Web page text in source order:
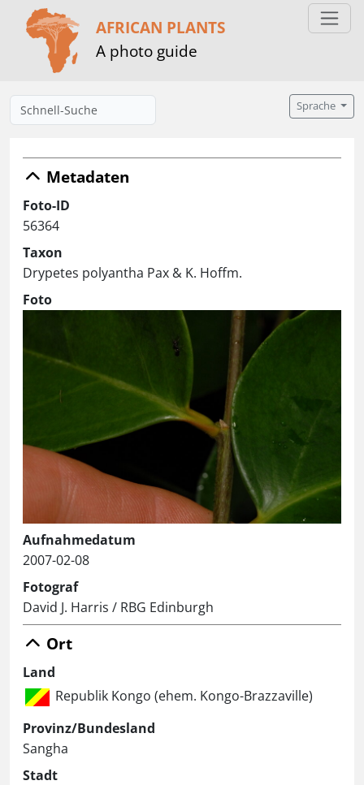
AFRICAN PLANTS
A photo guide
Sprache
Metadaten
Foto-ID
56364
Taxon
Drypetes polyantha Pax & K. Hoffm.
Foto
Aufnahmedatum
2007-02-08
Fotograf
David J. Harris / RBG Edinburgh
Ort
Land
Republik Kongo (ehem. Kongo-Brazzaville)
Provinz/Bundesland
Sangha
Stadt